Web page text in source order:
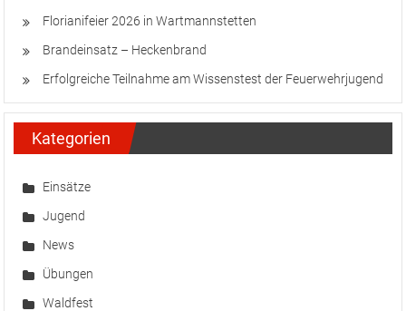
Florianifeier 2026 in Wartmannstetten
Brandeinsatz – Heckenbrand
Erfolgreiche Teilnahme am Wissenstest der Feuerwehrjugend
Kategorien
Einsätze
Jugend
News
Übungen
Waldfest